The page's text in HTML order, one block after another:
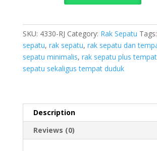
SKU: 4330-RJ Category: Rak Sepatu Tags:
sepatu, rak sepatu, rak sepatu dan
sepatu minimalis, rak sepatu plus
sepatu sekaligus tempat duduk
Description
Reviews (0)